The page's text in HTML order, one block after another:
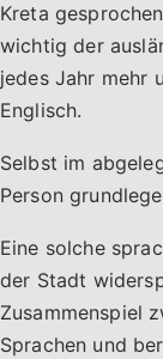
Kreta
wichtig der
jedes Jahr mehr
Englisch.
Selbst im
Person
Eine solche
der Stadt
Zusammenspiel
Sprachen und